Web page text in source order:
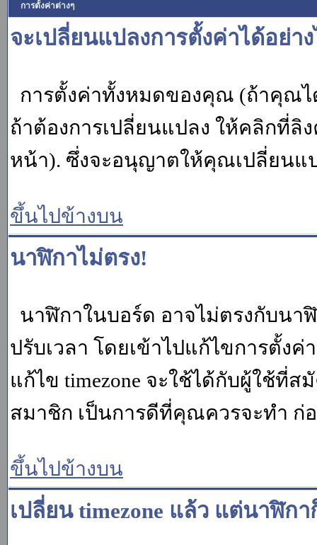
การตั้งค่าต่างๆ
จะเปลี่ยนแปลงการตั้งค่าได้อย่าง
การตั้งค่าทั้งหมดของคุณ (ถ้าคุณไ
ถ้าต้องการเปลี่ยนแปลง ให้คลิกที่ลิ
หน้า). ซึ่งจะอนุญาตให้คุณเปลี่ยนแ
ขึ้นไปข้างบน
นาฬิกาไม่ตรง!
นาฬิกาในบอร์ด อาจไม่ตรงกับน
ปรับเวลา โดยเข้าไปแก้ไขการตั้ง
แก้ไข timezone จะใช้ได้กับผู้ใช้ที่
สมาชิก เป็นการดีที่คุณควรจะทำ
ขึ้นไปข้างบน
เปลี่ยน timezone แล้ว แต่นาฬิกา